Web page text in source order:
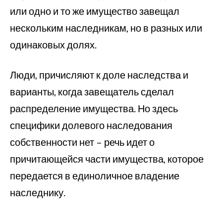
или одно и то же имущество завещал
нескольким наследникам, но в разных или
одинаковых долях.
Люди, причисляют к доле наследства и
варианты, когда завещатель сделал
распределение имущества. Но здесь
специфики долевого наследования
собственности нет – речь идет о
причитающейся части имущества, которое
передается в единоличное владение
наследнику.